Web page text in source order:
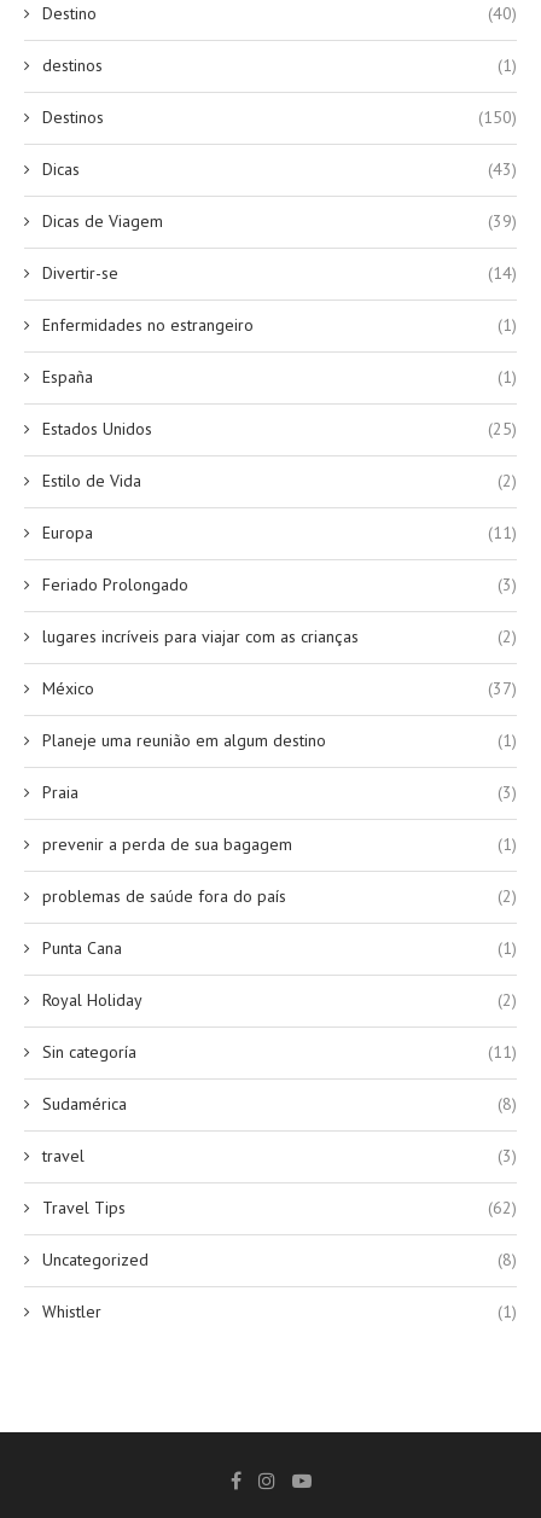
Destino (40)
destinos (1)
Destinos (150)
Dicas (43)
Dicas de Viagem (39)
Divertir-se (14)
Enfermidades no estrangeiro (1)
España (1)
Estados Unidos (25)
Estilo de Vida (2)
Europa (11)
Feriado Prolongado (3)
lugares incríveis para viajar com as crianças (2)
México (37)
Planeje uma reunião em algum destino (1)
Praia (3)
prevenir a perda de sua bagagem (1)
problemas de saúde fora do país (2)
Punta Cana (1)
Royal Holiday (2)
Sin categoría (11)
Sudamérica (8)
travel (3)
Travel Tips (62)
Uncategorized (8)
Whistler (1)